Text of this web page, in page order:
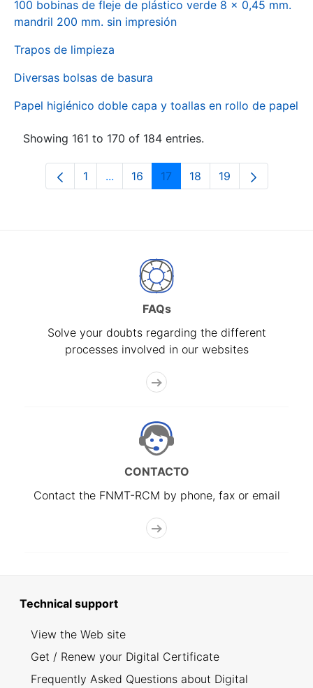
100 bobinas de fleje de plástico verde 8 x 0,45 mm.
mandril 200 mm. sin impresión
Trapos de limpieza
Diversas bolsas de basura
Papel higiénico doble capa y toallas en rollo de papel
Showing 161 to 170 of 184 entries.
Page
1 ...Intermediate Pages Use TAB to
Page
16 Page
17 Page
18 Page
19
FAQs
Solve your doubts regarding the different
processes involved in our websites
CONTACTO
Contact the FNMT-RCM by phone, fax or email
Technical support
View the Web site
Get / Renew your Digital Certificate
Frequently Asked Questions about Digital